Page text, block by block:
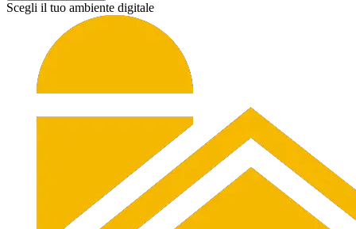
Scegli il tuo ambiente digitale